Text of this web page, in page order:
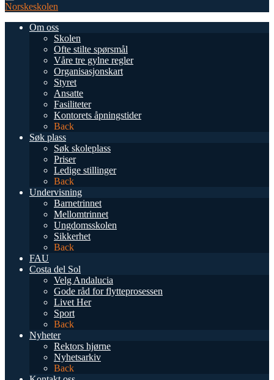
Norskeskolen
Om oss
Skolen
Ofte stilte spørsmål
Våre tre gylne regler
Organisasjonskart
Styret
Ansatte
Fasiliteter
Kontorets åpningstider
Back
Søk plass
Søk skoleplass
Priser
Ledige stillinger
Back
Undervisning
Barnetrinnet
Mellomtrinnet
Ungdomsskolen
Sikkerhet
Back
FAU
Costa del Sol
Velg Andalucia
Gode råd for flytteprosessen
Livet Her
Sport
Back
Nyheter
Rektors hjørne
Nyhetsarkiv
Back